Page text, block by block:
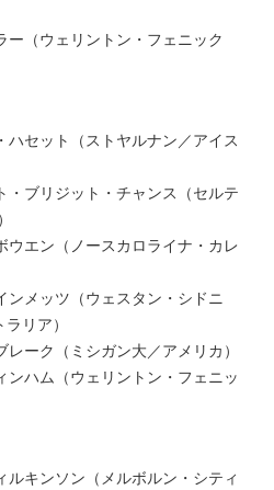
（ウェリントン・フェニック
セット（ストヤルナン／アイス
ブリジット・チャンス（セルテ
エン（ノースカロライナ・カレ
メッツ（ウェスタン・シドニ
リア）
ーク（ミシガン大／アメリカ）
ハム（ウェリントン・フェニッ
キンソン（メルボルン・シティ